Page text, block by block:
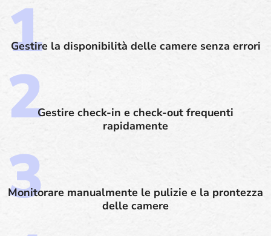
Gestire la disponibilità delle camere senza errori
Gestire check-in e check-out frequenti
rapidamente
Monitorare manualmente le pulizie e la prontezza
delle camere